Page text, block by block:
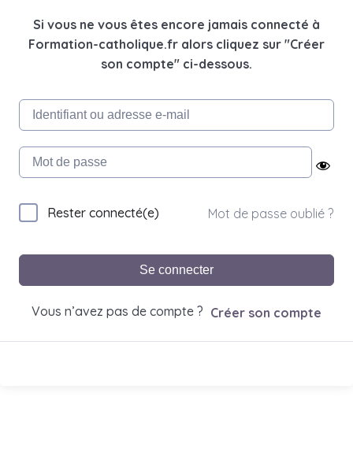
Si vous ne vous êtes encore jamais connecté à
Formation-catholique.fr alors cliquez sur "Créer
son compte" ci-dessous.
Rester connecté(e) Mot de passe oublié ?
Se connecter
Vous n’avez pas de compte ? Créer son compte